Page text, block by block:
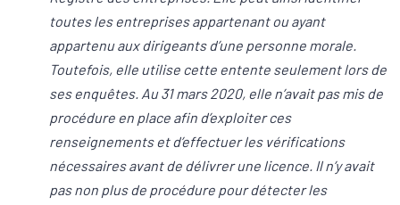
toutes les entreprises appartenant ou ayant
appartenu aux dirigeants d’une personne morale.
Toutefois, elle utilise cette entente seulement lors de
ses enquêtes. Au 31 mars 2020, elle n’avait pas mis de
procédure en place afin d’exploiter ces
renseignements et d’effectuer les vérifications
nécessaires avant de délivrer une licence. Il n’y avait
pas non plus de procédure pour détecter les